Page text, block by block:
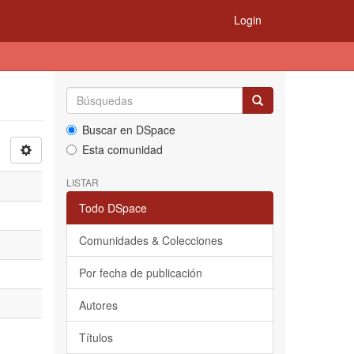
Login
Buscar en DSpace
Esta comunidad
LISTAR
Todo DSpace
Comunidades & Colecciones
Por fecha de publicación
Autores
Títulos